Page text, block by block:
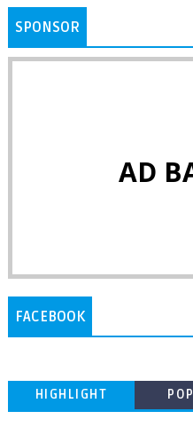
SPONSOR
AD
FACEBOOK
HIGHLIGHT